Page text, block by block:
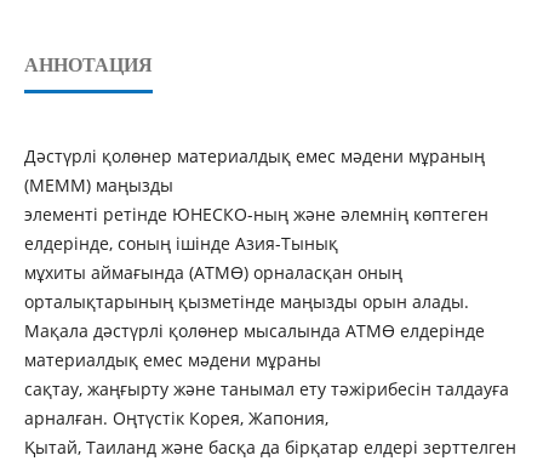
АННОТАЦИЯ
Дәстүрлі қолөнер материалдық емес мәдени мұраның
(МЕММ) маңызды
элементі ретінде ЮНЕСКО-ның және әлемнің көптеген
елдерінде, соның ішінде Азия-Тынық
мұхиты аймағында (АТМӨ) орналасқан оның
орталықтарының қызметінде маңызды орын алады.
Мақала дәстүрлі қолөнер мысалында АТМӨ елдерінде
материалдық емес мәдени мұраны
сақтау, жаңғырту және танымал ету тәжірибесін талдауға
арналған. Оңтүстік Корея, Жапония,
Қытай, Таиланд және басқа да бірқатар елдері зерттелген